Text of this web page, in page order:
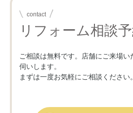
contact
リフォーム相談
ご相談は無料です。店舗にご来場い
伺いします。
まずは一度お気軽にご相談ください。